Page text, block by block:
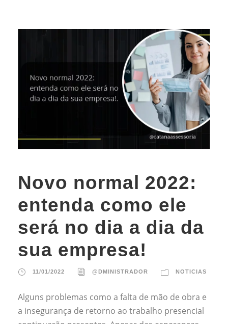
Novo normal 2022:
entenda como ele
será no dia a dia da
sua empresa!
11/01/2022 @DMINISTRADOR NOTICIAS
Alguns problemas como a falta de mão de obra e
a insegurança de retorno ao trabalho presencial